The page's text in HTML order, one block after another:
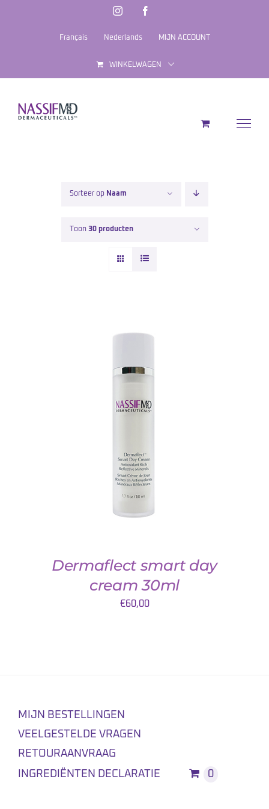
Instagram
Français Nederlands MIJN ACCOUNT
WINKELWAGEN
Sorteer op Naam
Toon 30 producten
Dermaflect smart day
cream 30ml
€60,00
MIJN BESTELLINGEN
VEELGESTELDE VRAGEN
RETOURAANVRAAG
INGREDIËNTEN DECLARATIE
0